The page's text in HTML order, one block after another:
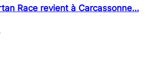
Race revient à Carcassonne…